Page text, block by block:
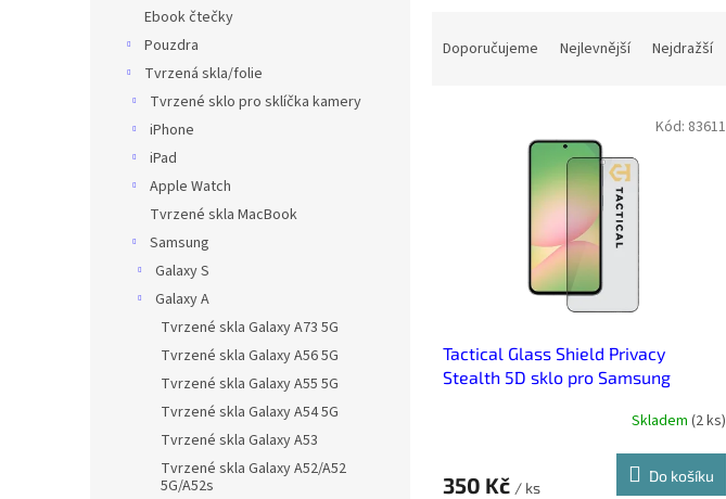
Ebook čtečky
Pouzdra
Tvrzená skla/folie
Tvrzené sklo pro sklíčka kamery
iPhone
iPad
Apple Watch
Tvrzené skla MacBook
Samsung
Galaxy S
Galaxy A
Tvrzené skla Galaxy A73 5G
Tvrzené skla Galaxy A56 5G
Tvrzené skla Galaxy A55 5G
Tvrzené skla Galaxy A54 5G
Tvrzené skla Galaxy A53
Tvrzené skla Galaxy A52/A52
5G/A52s
Doporučujeme Nejlevnější Nejdražší
Tactical Glass Shield Privacy
Stealth 5D sklo pro Samsung
Skladem (2 ks)
350 Kč / ks
Do košíku
Kód: 83611